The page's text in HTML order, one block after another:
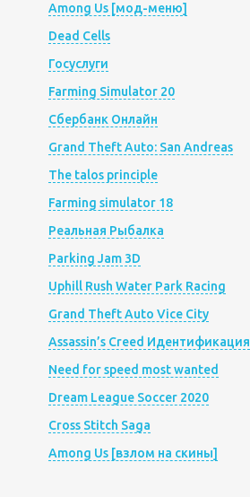
Among Us [мод-меню]
Dead Cells
Госуслуги
Farming Simulator 20
Сбербанк Онлайн
Grand Theft Auto: San Andreas
The talos principle
Farming simulator 18
Реальная Рыбалка
Parking Jam 3D
Uphill Rush Water Park Racing
Grand Theft Auto Vice City
Assassin’s Creed Идентификация
Need for speed most wanted
Dream League Soccer 2020
Cross Stitch Saga
Among Us [взлом на скины]